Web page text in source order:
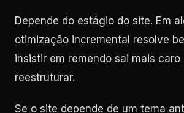
Depende do estágio do site. Em
otimização incremental resolve
insistir em remendo sai mais caro
reestruturar.
Se o site depende de um tema